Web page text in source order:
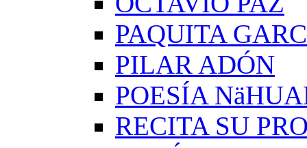
PAQUITA
PILAR ADÓN
POESÍA
RECITA SU